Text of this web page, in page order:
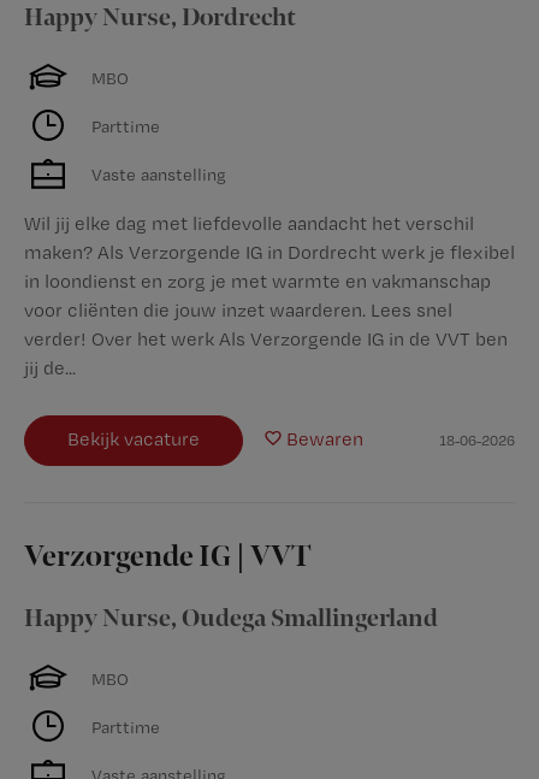
Happy Nurse, Dordrecht
MBO
Parttime
Vaste aanstelling
Wil jij elke dag met liefdevolle aandacht het verschil
maken? Als Verzorgende IG in Dordrecht werk je flexibel
in loondienst en zorg je met warmte en vakmanschap
voor cliënten die jouw inzet waarderen. Lees snel
verder! Over het werk Als Verzorgende IG in de VVT ben
jij de...
Bekijk vacature Bewaren 18-06-2026
Verzorgende IG | VVT
Happy Nurse, Oudega Smallingerland
MBO
Parttime
Vaste aanstelling